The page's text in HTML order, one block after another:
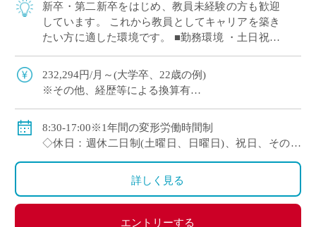
新卒・第二新卒をはじめ、教員未経験の方も歓迎
しています。 これから教員としてキャリアを築き
たい方に適した環境です。 ■勤務環境 ・土日祝休
保しやすい勤務体制 ■教育の特徴 ・ […]
232,294円/月～(大学卒、22歳の例)
※その他、経歴等による換算有
◇賞与：有
◇保険：私学共済、雇用保険、労災保険
8:30-17:00※1年間の変形労働時間制
◇休日：週休二日制(土曜日、日曜日)、祝日、その他
詳しく見る
エントリーする